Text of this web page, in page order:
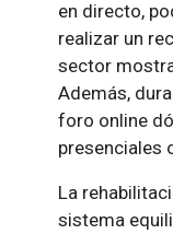
en directo,
realizar un
sector
Además,
foro online
presenciales
La
sistema